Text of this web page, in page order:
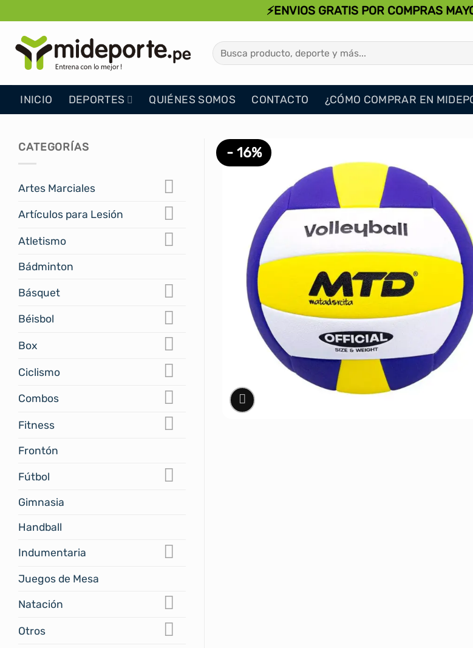
al
contenido
⚡ENVIOS GRATIS POR COMPRAS
Buscar
por:
INICIO DEPORTES QUIÉNES SOMOS CONTACTO ¿CÓMO COMPRAR EN
CATEGORÍAS
Artes Marciales
Artículos para Lesión
Atletismo
Bádminton
Básquet
Béisbol
Box
Ciclismo
Combos
Fitness
Frontón
Fútbol
Gimnasia
Handball
Indumentaria
Juegos de Mesa
Natación
Otros
- 16%